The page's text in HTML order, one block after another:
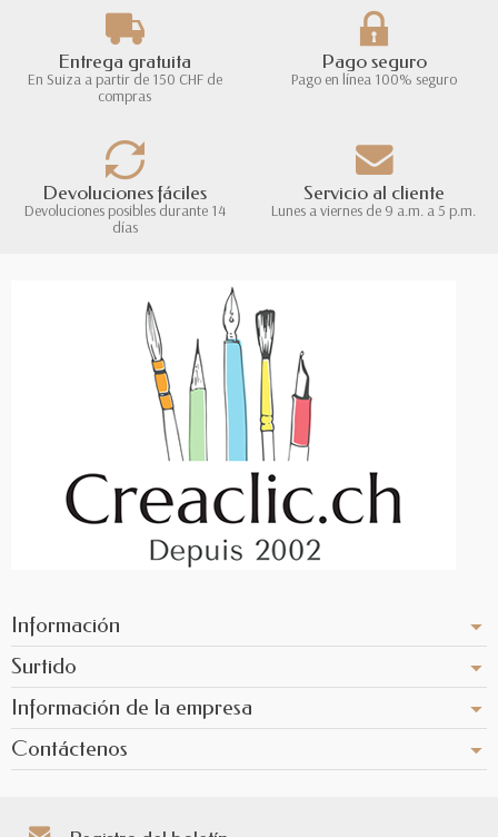
Entrega gratuita
En Suiza a partir de 150 CHF de
compras
Pago seguro
Pago en línea 100% seguro
Devoluciones fáciles
Devoluciones posibles durante 14
días
Servicio al cliente
Lunes a viernes de 9 a.m. a 5 p.m.
Información
Surtido
Información de la empresa
Contáctenos